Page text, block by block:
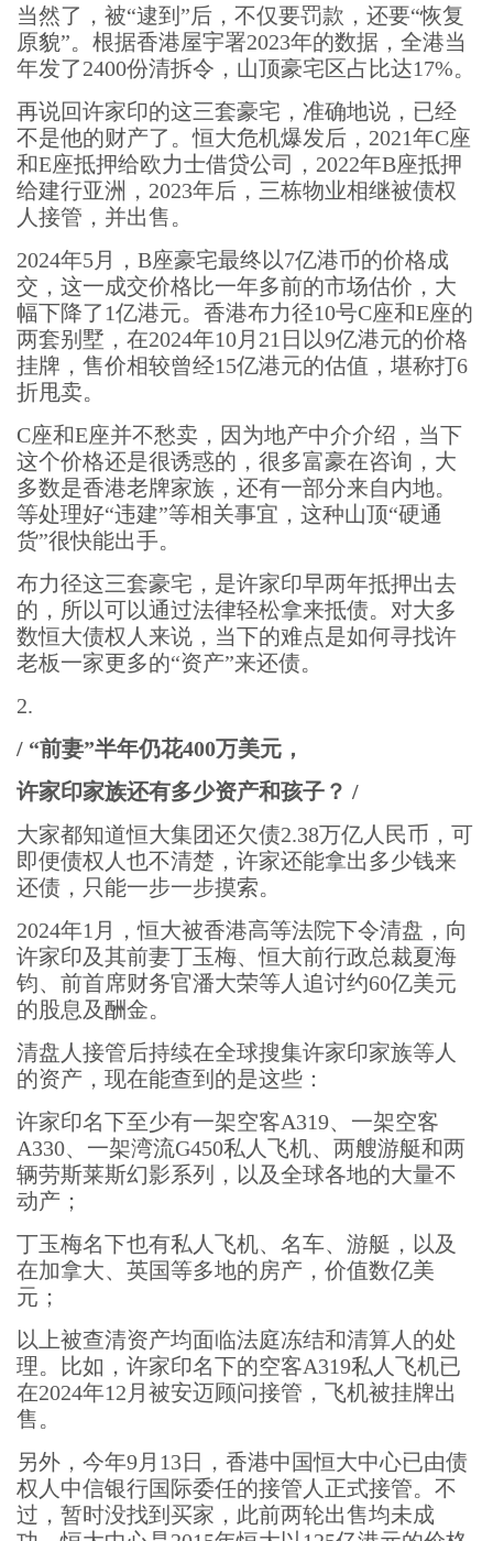
当然了，被“逮到”后，不仅要罚款，还要“恢复
原貌”。根据香港屋宇署2023年的数据，全港当
年发了2400份清拆令，山顶豪宅区占比达17%。
再说回许家印的这三套豪宅，准确地说，已经
不是他的财产了。恒大危机爆发后，2021年C座
和E座抵押给欧力士借贷公司，2022年B座抵押
给建行亚洲，2023年后，三栋物业相继被债权
人接管，并出售。
2024年5月，B座豪宅最终以7亿港币的价格成
交，这一成交价格比一年多前的市场估价，大
幅下降了1亿港元。香港布力径10号C座和E座的
两套别墅，在2024年10月21日以9亿港元的价格
挂牌，售价相较曾经15亿港元的估值，堪称打6
折甩卖。
C座和E座并不愁卖，因为地产中介介绍，当下
这个价格还是很诱惑的，很多富豪在咨询，大
多数是香港老牌家族，还有一部分来自内地。
等处理好“违建”等相关事宜，这种山顶“硬通
货”很快能出手。
布力径这三套豪宅，是许家印早两年抵押出去
的，所以可以通过法律轻松拿来抵债。对大多
数恒大债权人来说，当下的难点是如何寻找许
老板一家更多的“资产”来还债。
2.
/ “前妻”半年仍花400万美元，
许家印家族还有多少资产和孩子？ /
大家都知道恒大集团还欠债2.38万亿人民币，可
即便债权人也不清楚，许家还能拿出多少钱来
还债，只能一步一步摸索。
2024年1月，恒大被香港高等法院下令清盘，向
许家印及其前妻丁玉梅、恒大前行政总裁夏海
钧、前首席财务官潘大荣等人追讨约60亿美元
的股息及酬金。
清盘人接管后持续在全球搜集许家印家族等人
的资产，现在能查到的是这些：
许家印名下至少有一架空客A319、一架空客
A330、一架湾流G450私人飞机、两艘游艇和两
辆劳斯莱斯幻影系列，以及全球各地的大量不
动产；
丁玉梅名下也有私人飞机、名车、游艇，以及
在加拿大、英国等多地的房产，价值数亿美
元；
以上被查清资产均面临法庭冻结和清算人的处
理。比如，许家印名下的空客A319私人飞机已
在2024年12月被安迈顾问接管，飞机被挂牌出
售。
另外，今年9月13日，香港中国恒大中心已由债
权人中信银行国际委任的接管人正式接管。不
过，暂时没找到买家，此前两轮出售均未成